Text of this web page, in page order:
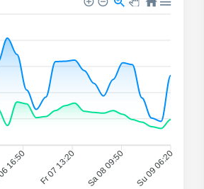
16:50 Fr 07 13:20 Sa 08 09:50 Su 09 06:20